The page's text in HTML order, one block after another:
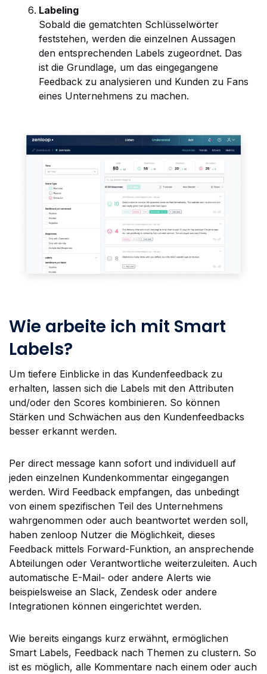
Labeling
Sobald die gematchten Schlüsselwörter
feststehen, werden die einzelnen Aussagen
den entsprechenden Labels zugeordnet. Das
ist die Grundlage, um das eingegangene
Feedback zu analysieren und Kunden zu Fans
eines Unternehmens zu machen.
Wie arbeite ich mit Smart
Labels?
Um tiefere Einblicke in das Kundenfeedback zu
erhalten, lassen sich die Labels mit den Attributen
und/oder den Scores kombinieren. So können
Stärken und Schwächen aus den Kundenfeedbacks
besser erkannt werden.
Per direct message kann sofort und individuell auf
jeden einzelnen Kundenkommentar eingegangen
werden. Wird Feedback empfangen, das unbedingt
von einem spezifischen Teil des Unternehmens
wahrgenommen oder auch beantwortet werden soll,
haben zenloop Nutzer die Möglichkeit, dieses
Feedback mittels Forward-Funktion, an ansprechende
Abteilungen oder Verantwortliche weiterzuleiten. Auch
automatische E-Mail- oder andere Alerts wie
beispielsweise an Slack, Zendesk oder andere
Integrationen können eingerichtet werden.
Wie bereits eingangs kurz erwähnt, ermöglichen
Smart Labels, Feedback nach Themen zu clustern. So
ist es möglich, alle Kommentare nach einem oder auch